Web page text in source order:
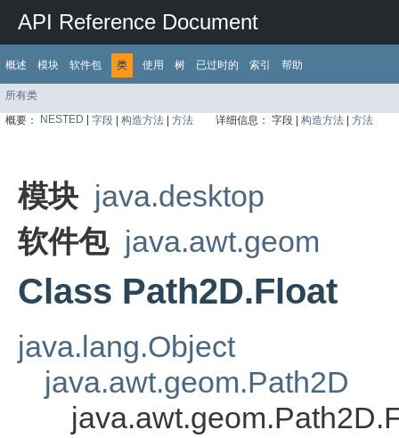
API Reference Document
概述 模块 软件包 类 使用 树 已过时的 索引 帮助
所有类
概要： NESTED 字段 构造方法 方法 详细信息： 字段 | 构造方法 方法
模块 java.desktop
软件包 java.awt.geom
Class Path2D.Float
java.lang.Object
java.awt.geom.Path2D